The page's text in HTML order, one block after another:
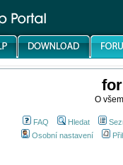
O
FAQ Hledat
Osobní nastavení